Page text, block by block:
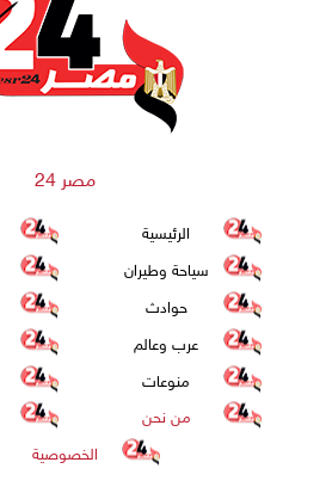
مصر 24
الرئيسية
سياحة وطيران
حوادث
عرب وعالم
منوعات
من نحن
الخصوصية